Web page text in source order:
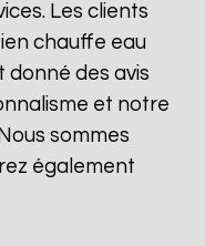
Les clients
chauffe eau
donné des avis
et notre
sommes
également